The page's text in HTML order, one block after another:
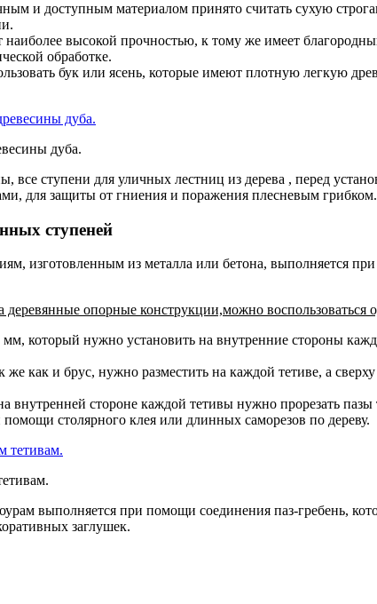
и доступным материалом принято считать сухую
высокой прочностью, к тому же имеет
обработке.
бук или ясень, которые имеют плотную легкую
дуба.
все ступени для уличных лестниц из дерева , перед
для защиты от гниения и поражения плесневым грибком.
ступеней
изготовленным из металла или бетона, выполняется
опорные конструкции,можно воспользоваться
мм, который нужно установить на внутренние стороны
как и брус, нужно разместить на каждой тетиве, а
внутренней стороне каждой тетивы нужно прорезать
столярного клея или длинных саморезов по дереву.
выполняется при помощи соединения паз-гребень,
заглушек.